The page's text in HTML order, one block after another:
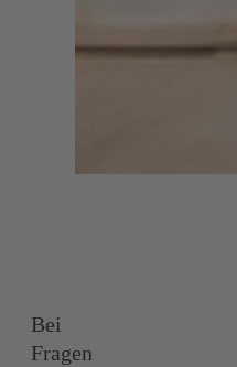
Bei
Fragen